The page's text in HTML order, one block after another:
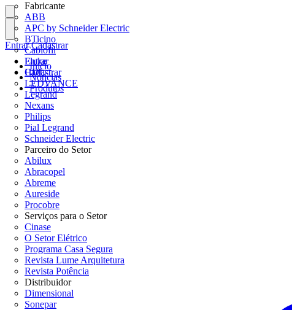
Fabricante
ABB
APC by Schneider Electric
BTicino
Cablofil
Fluke
HDL
LEDVANCE
Legrand
Nexans
Philips
Pial Legrand
Schneider Electric
Parceiro do Setor
Abilux
Abracopel
Abreme
Aureside
Procobre
Serviços para o Setor
Cinase
O Setor Elétrico
Programa Casa Segura
Revista Lume Arquitetura
Revista Potência
Distribuidor
Dimensional
Sonepar
Entrar
Cadastrar
Entrar Cadastrar
Início
Notícias
Produtos